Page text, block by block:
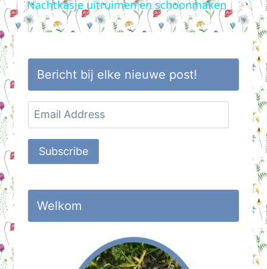
Nachtkasje uitruimen en schoonmaken
Bericht bij elke nieuwe post!
Email
Address
Subscribe
Welkom